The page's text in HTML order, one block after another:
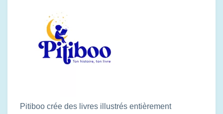
Pitiboo crée des livres illustrés entièrement